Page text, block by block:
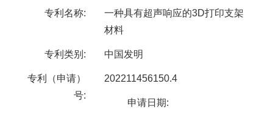
专利名称:
一种具有超声响应的3D打印支架
材料
专利类别: 中国发明
专利（申请）
号:
202211456150.4
申请日期: